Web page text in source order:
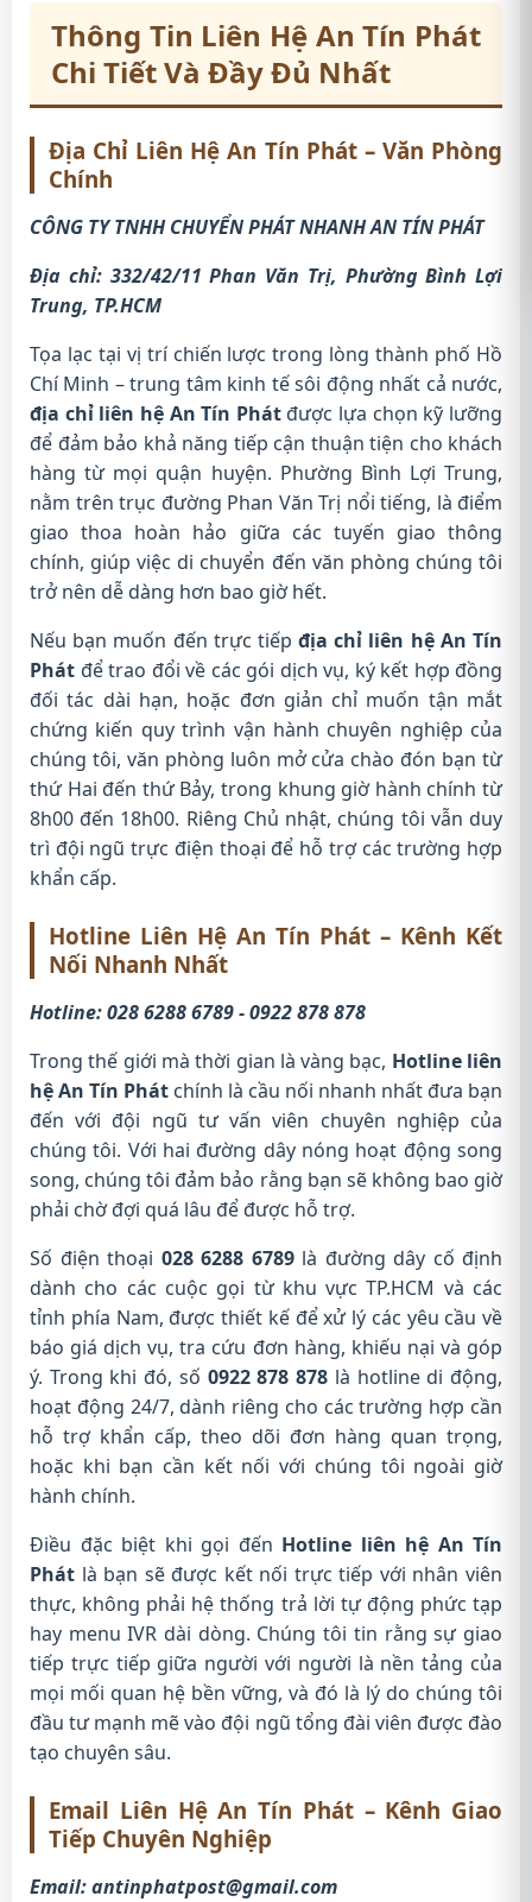
Thông Tin Liên Hệ An Tín Phát
Chi Tiết Và Đầy Đủ Nhất
Địa Chỉ Liên Hệ An Tín Phát – Văn Phòng
Chính
CÔNG TY TNHH CHUYỂN PHÁT NHANH AN TÍN PHÁT
Địa chỉ: 332/42/11 Phan Văn Trị, Phường Bình Lợi
Trung, TP.HCM
Tọa lạc tại vị trí chiến lược trong lòng thành phố Hồ
Chí Minh – trung tâm kinh tế sôi động nhất cả nước,
địa chỉ liên hệ An Tín Phátđược lựa chọn kỹ lưỡng
để đảm bảo khả năng tiếp cận thuận tiện cho khách
hàng từ mọi quận huyện. Phường Bình Lợi Trung,
nằm trên trục đường Phan Văn Trị nổi tiếng, là điểm
giao thoa hoàn hảo giữa các tuyến giao thông
chính, giúp việc di chuyển đến văn phòng chúng tôi
trở nên dễ dàng hơn bao giờ hết.
Nếu bạn muốn đến trực tiếpđịa chỉ liên hệ An Tín
Phát để trao đổi về các gói dịch vụ, ký kết hợp đồng
đối tác dài hạn, hoặc đơn giản chỉ muốn tận mắt
chứng kiến quy trình vận hành chuyên nghiệp của
chúng tôi, văn phòng luôn mở cửa chào đón bạn từ
thứ Hai đến thứ Bảy, trong khung giờ hành chính từ
8h00 đến 18h00. Riêng Chủ nhật, chúng tôi vẫn duy
trì đội ngũ trực điện thoại để hỗ trợ các trường hợp
khẩn cấp.
Hotline Liên Hệ An Tín Phát – Kênh Kết
Nối Nhanh Nhất
Hotline: 028 6288 6789 - 0922 878 878
Trong thế giới mà thời gian là vàng bạc, Hotline liên
hệ An Tín Phát chính là cầu nối nhanh nhất đưa bạn
đến với đội ngũ tư vấn viên chuyên nghiệp của
chúng tôi. Với hai đường dây nóng hoạt động song
song, chúng tôi đảm bảo rằng bạn sẽ không bao giờ
phải chờ đợi quá lâu để được hỗ trợ.
Số điện thoại 028 6288 6789là đường dây cố định
dành cho các cuộc gọi từ khu vực TP.HCM và các
tỉnh phía Nam, được thiết kế để xử lý các yêu cầu về
báo giá dịch vụ, tra cứu đơn hàng, khiếu nại và góp
ý. Trong khi đó, số 0922 878 878 là hotline di động,
hoạt động 24/7, dành riêng cho các trường hợp cần
hỗ trợ khẩn cấp, theo dõi đơn hàng quan trọng,
hoặc khi bạn cần kết nối với chúng tôi ngoài giờ
hành chính.
Điều đặc biệt khi gọi đến Hotline liên hệ An Tín
Phát là bạn sẽ được kết nối trực tiếp với nhân viên
thực, không phải hệ thống trả lời tự động phức tạp
hay menu IVR dài dòng. Chúng tôi tin rằng sự giao
tiếp trực tiếp giữa người với người là nền tảng của
mọi mối quan hệ bền vững, và đó là lý do chúng tôi
đầu tư mạnh mẽ vào đội ngũ tổng đài viên được đào
tạo chuyên sâu.
Email Liên Hệ An Tín Phát – Kênh Giao
Tiếp Chuyên Nghiệp
Email:antinphatpost@gmail.com